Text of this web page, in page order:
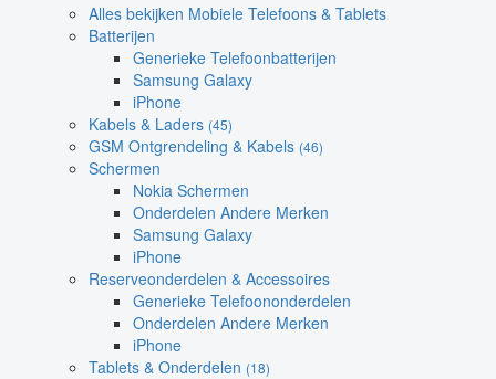
Alles bekijken Mobiele Telefoons & Tablets
Batterijen
Generieke Telefoonbatterijen
Samsung Galaxy
iPhone
Kabels & Laders (45)
GSM Ontgrendeling & Kabels (46)
Schermen
Nokia Schermen
Onderdelen Andere Merken
Samsung Galaxy
iPhone
Reserveonderdelen & Accessoires
Generieke Telefoononderdelen
Onderdelen Andere Merken
iPhone
Tablets & Onderdelen (18)